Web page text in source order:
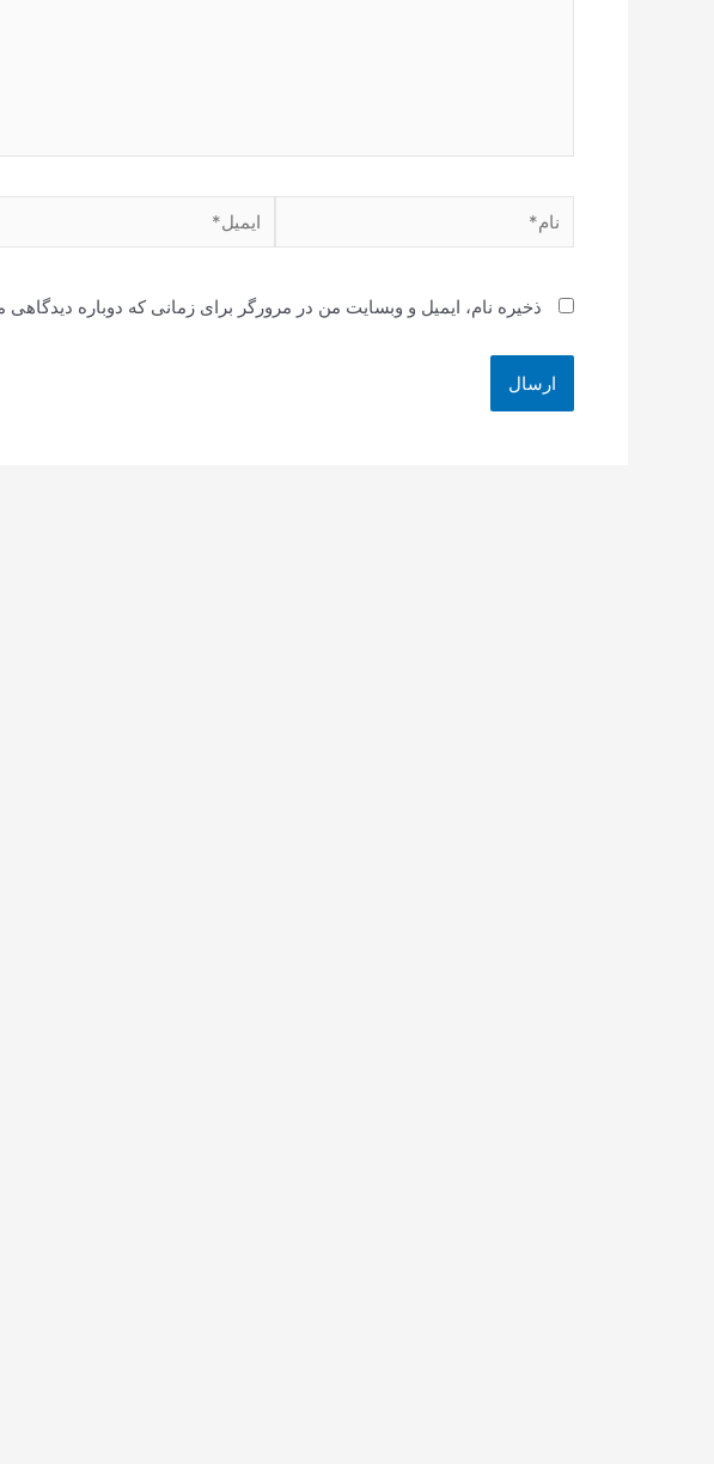
نام* ایمیل*
ذخیره نام، ایمیل و وبسایت من در مرورگر برای زمانی که دوباره